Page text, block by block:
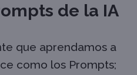
de la IA
que aprendamos a
como los Prompts;